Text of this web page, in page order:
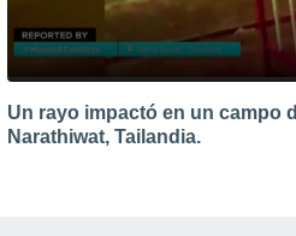
Un rayo impactó en un campo
Narathiwat, Tailandia.